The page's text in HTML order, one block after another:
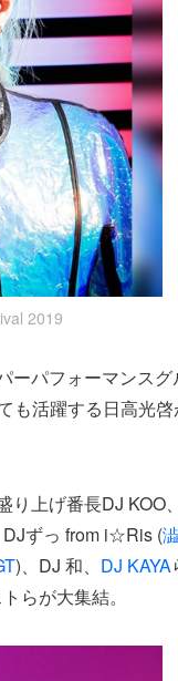
2019
パフォーマンスグ
も活躍する日高光
り上げ番長DJ KOO
DJずっ from i☆Ris (
)、DJ 和、 DJ KAYA
らが大集結。